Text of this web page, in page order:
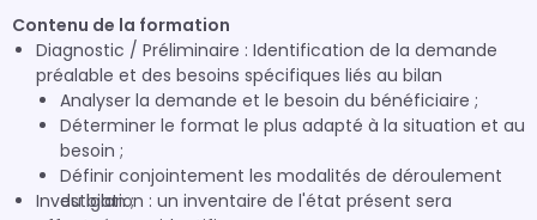
Contenu de la formation
Diagnostic / Préliminaire : Identification de la demande
préalable et des besoins spécifiques liés au bilan
Analyser la demande et le besoin du bénéficiaire ;
Déterminer le format le plus adapté à la situation et au
besoin ;
Définir conjointement les modalités de déroulement
du bilan ;
Investigation : un inventaire de l'état présent sera